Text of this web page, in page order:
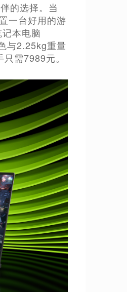
的选择。当
一台好用的游
本电脑
与2.25kg重量
需7989元。